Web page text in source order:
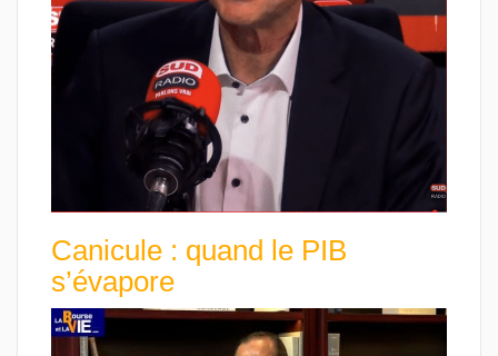
Canicule : quand le PIB
s’évapore